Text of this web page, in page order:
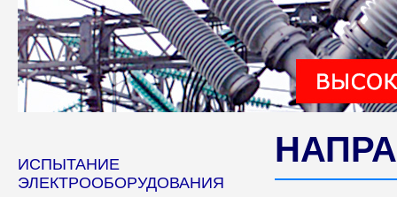
ИСПЫТАНИЕ
ЭЛЕКТРООБОРУДОВАНИЯ